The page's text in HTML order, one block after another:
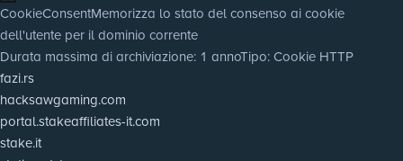
CookieConsentMemorizza lo stato del consenso ai cookie
dell'utente per il dominio corrente
Durata massima di archiviazione: 1 annoTipo: Cookie HTTP
fazi.rs
hacksawgaming.com
portal.stakeaffiliates-it.com
stake.it